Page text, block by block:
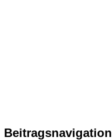
Beitragsnavigation